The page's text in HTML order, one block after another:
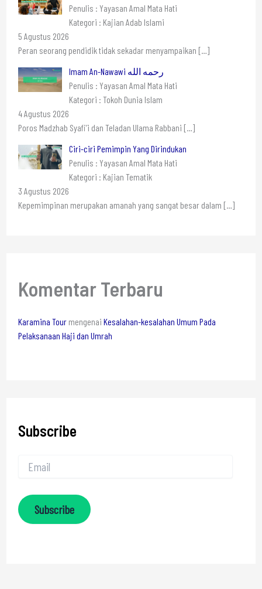
Penulis : Yayasan Amal Mata Hati
Kategori : Kajian Adab Islami
5 Agustus 2026
Peran seorang pendidik tidak sekadar menyampaikan […]
Imam An-Nawawi رحمه الله
Penulis : Yayasan Amal Mata Hati
Kategori : Tokoh Dunia Islam
4 Agustus 2026
Poros Madzhab Syafi’i dan Teladan Ulama Rabbani […]
Ciri-ciri Pemimpin Yang Dirindukan
Penulis : Yayasan Amal Mata Hati
Kategori : Kajian Tematik
3 Agustus 2026
Kepemimpinan merupakan amanah yang sangat besar dalam […]
Komentar Terbaru
Karamina Tourmengenai Kesalahan-kesalahan Umum Pada
Pelaksanaan Haji dan Umrah
Subscribe
Subscribe